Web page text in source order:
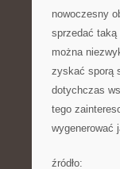
nowoczesny
sprzedać taką
można
zyskać sporą
dotychczas
tego
wygenerować
źródło: